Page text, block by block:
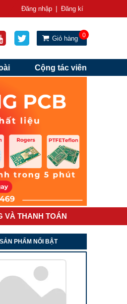
Đăng nhập | Đăng kí
Giỏ hàng 0
Cộng tác viên
VÀ THANH TOÁN
SẢN PHẨM NỔI BẬT